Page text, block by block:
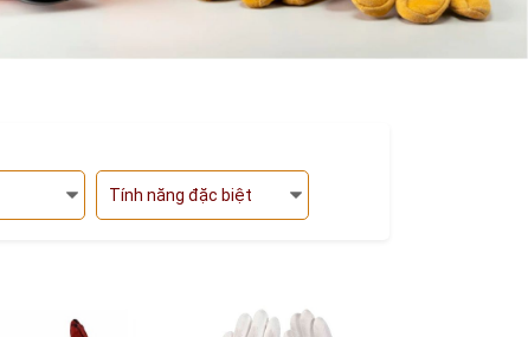
Tính năng đặc biệt